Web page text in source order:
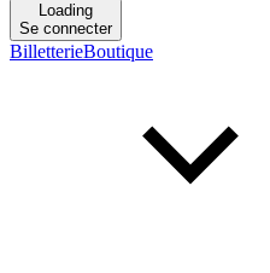
Loading
Se connecter
BilletterieBoutique